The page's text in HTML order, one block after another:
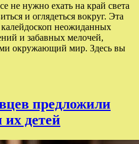
не нужно ехать на край света
и оглядеться вокруг. Эта
неожиданных
и забавных мелочей,
окружающий мир. Здесь вы
предложили
детей